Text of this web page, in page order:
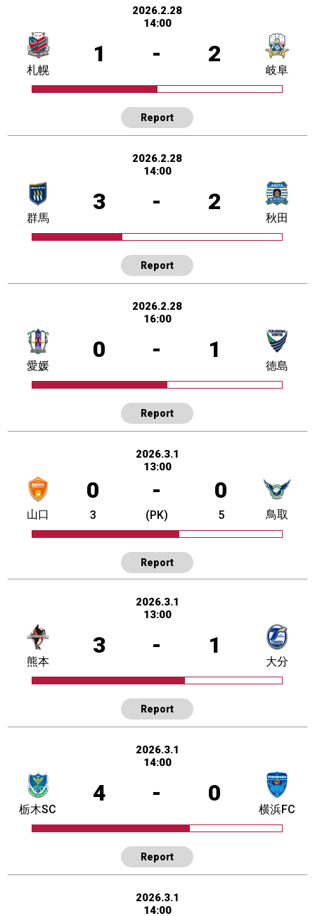
2026.2.28
14:00
1 - 2
札幌 岐阜
Report
2026.2.28
14:00
3 - 2
群馬 秋田
Report
2026.2.28
16:00
0 - 1
愛媛 徳島
Report
2026.3.1
13:00
0 - 0
山口 3 (PK) 5 鳥取
Report
2026.3.1
13:00
3 - 1
熊本 大分
Report
2026.3.1
14:00
4 - 0
栃木SC 横浜FC
Report
2026.3.1
14:00